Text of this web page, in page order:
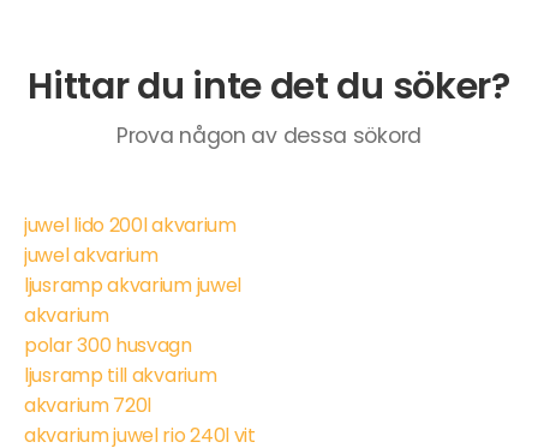
Hittar du inte det du söker?
Prova någon av dessa sökord
juwel lido 200l akvarium
juwel akvarium
ljusramp akvarium juwel
akvarium
polar 300 husvagn
ljusramp till akvarium
akvarium 720l
akvarium juwel rio 240l vit